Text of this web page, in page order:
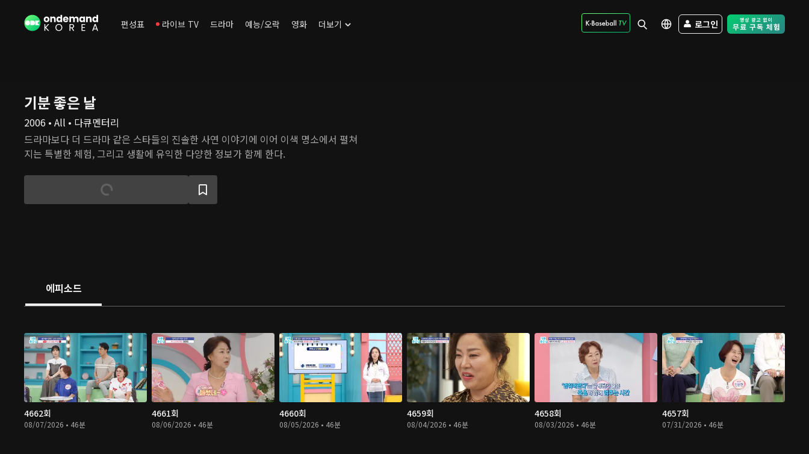
편성표 라이브 TV 드라마 예능/오락 영화 더보기 로그인 Free Trial -
기분 좋은 날
2006 • All • 다큐멘터리
드라마보다 더 드라마 같은 스타들의 진솔한 사연 이야기에 이어 이색 명소에서 펼쳐
지는 특별한 체험, 그리고 생활에 유익한 다양한 정보가 함께 한다.
에피소드
4662회
08/07/2026 • 46분
4661회
08/06/2026 • 46분
4660회
08/05/2026 • 46분
4659회
08/04/2026 • 46분
4658회
08/03/2026 • 46분
4657회
07/31/2026 • 46분